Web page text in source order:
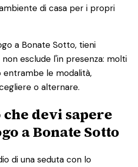
di casa per i propri
a Bonate Sotto, tieni
esclude l'in presenza: molti
le modalità,
o alternare.
devi sapere
a Bonate Sotto
di una seduta con lo